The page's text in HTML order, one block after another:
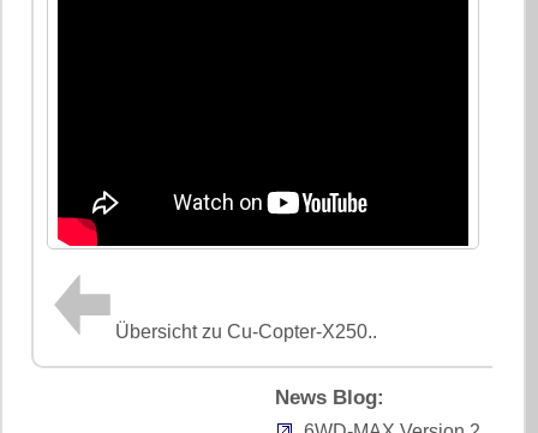
Übersicht zu Cu-Copter-X250..
News Blog: